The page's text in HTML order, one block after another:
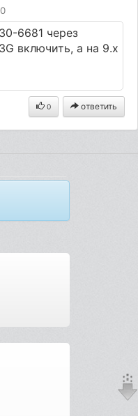
6681 через
включить, а на 9.х
0 ответить